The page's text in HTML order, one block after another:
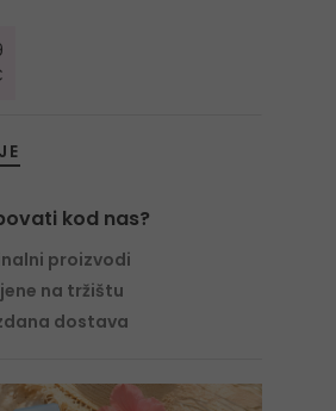
kod nas?
proizvodi
na tržištu
dostava